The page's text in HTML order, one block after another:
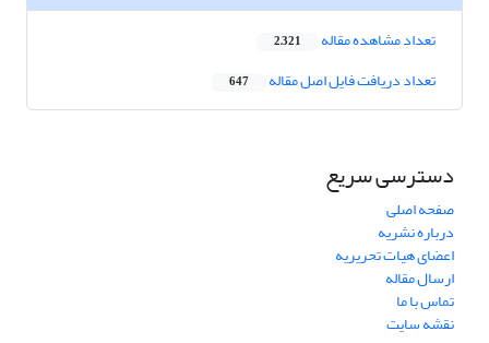
تعداد مشاهده مقاله 2,321
تعداد دریافت فایل اصل مقاله 647
دسترسی سریع
صفحه اصلی
درباره نشریه
اعضای هیات تحریریه
ارسال مقاله
تماس با ما
نقشه سایت